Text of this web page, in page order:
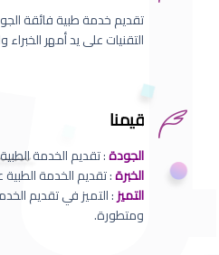
تقديم خدمة طبية فائقة
التقنيات على يد أمهر
قيمنا
الجودة: تقديم الخدمة
الخبرة: تقديم الخدمة
التميز: التميز في تقديم
ومتطورة.